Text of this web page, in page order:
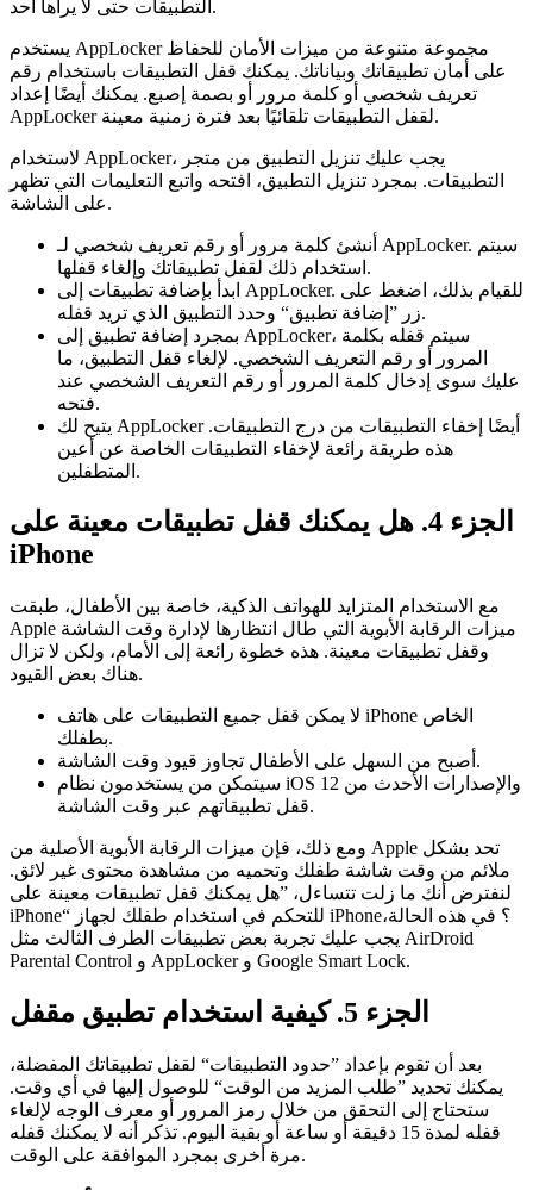
التطبيقات حتى لا يراها أحد.
يستخدم AppLocker مجموعة متنوعة من ميزات الأمان للحفاظ
على أمان تطبيقاتك وبياناتك. يمكنك قفل التطبيقات باستخدام رقم
تعريف شخصي أو كلمة مرور أو بصمة إصبع. يمكنك أيضًا إعداد
AppLocker لقفل التطبيقات تلقائيًا بعد فترة زمنية معينة.
لاستخدام AppLocker، يجب عليك تنزيل التطبيق من متجر
التطبيقات. بمجرد تنزيل التطبيق، افتحه واتبع التعليمات التي تظهر
على الشاشة.
أنشئ كلمة مرور أو رقم تعريف شخصي لـ AppLocker. سيتم
استخدام ذلك لقفل تطبيقاتك وإلغاء قفلها.
ابدأ بإضافة تطبيقات إلى AppLocker. للقيام بذلك، اضغط على
زر ”إضافة تطبيق“ وحدد التطبيق الذي تريد قفله.
بمجرد إضافة تطبيق إلى AppLocker، سيتم قفله بكلمة
المرور أو رقم التعريف الشخصي. لإلغاء قفل التطبيق، ما
عليك سوى إدخال كلمة المرور أو رقم التعريف الشخصي عند
فتحه.
يتيح لك AppLocker أيضًا إخفاء التطبيقات من درج التطبيقات.
هذه طريقة رائعة لإخفاء التطبيقات الخاصة عن أعين
المتطفلين.
الجزء 4. هل يمكنك قفل تطبيقات معينة على
iPhone
مع الاستخدام المتزايد للهواتف الذكية، خاصة بين الأطفال، طبقت
Apple ميزات الرقابة الأبوية التي طال انتظارها لإدارة وقت الشاشة
وقفل تطبيقات معينة. هذه خطوة رائعة إلى الأمام، ولكن لا تزال
هناك بعض القيود.
لا يمكن قفل جميع التطبيقات على هاتف iPhone الخاص
بطفلك.
أصبح من السهل على الأطفال تجاوز قيود وقت الشاشة.
سيتمكن من يستخدمون نظام iOS 12 والإصدارات الأحدث من
قفل تطبيقاتهم عبر وقت الشاشة.
ومع ذلك، فإن ميزات الرقابة الأبوية الأصلية من Apple تحد بشكل
ملائم من وقت شاشة طفلك وتحميه من مشاهدة محتوى غير لائق.
لنفترض أنك ما زلت تتساءل، ”هل يمكنك قفل تطبيقات معينة على
iPhone“ للتحكم في استخدام طفلك لجهاز iPhone؟ في هذه الحالة،
يجب عليك تجربة بعض تطبيقات الطرف الثالث مثل AirDroid
Parental Control و AppLocker و Google Smart Lock.
الجزء 5. كيفية استخدام تطبيق مقفل
بعد أن تقوم بإعداد ”حدود التطبيقات“ لقفل تطبيقاتك المفضلة،
يمكنك تحديد ”طلب المزيد من الوقت“ للوصول إليها في أي وقت.
ستحتاج إلى التحقق من خلال رمز المرور أو معرف الوجه لإلغاء
قفله لمدة 15 دقيقة أو ساعة أو بقية اليوم. تذكر أنه لا يمكنك قفله
مرة أخرى بمجرد الموافقة على الوقت.